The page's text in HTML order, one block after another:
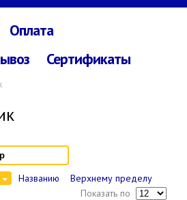
Оплата
Сертификаты
Названию
Верхнему пределу
Показать по